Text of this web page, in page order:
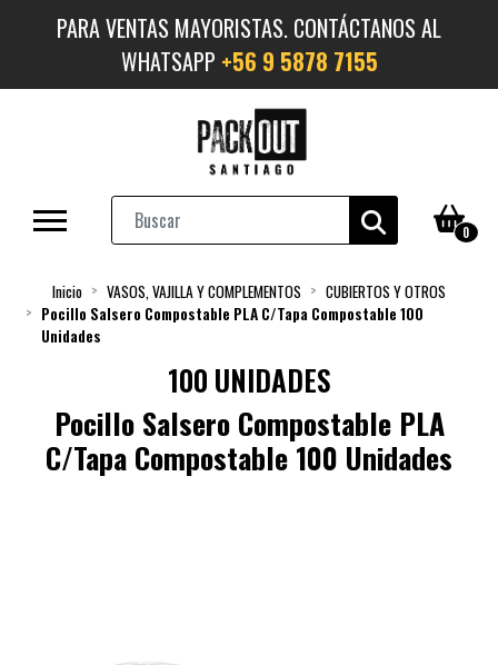
PARA VENTAS MAYORISTAS. CONTÁCTANOS AL
WHATSAPP +56 9 5878 7155
0
Inicio VASOS, VAJILLA Y COMPLEMENTOS
CUBIERTOS Y OTROS
Pocillo Salsero Compostable PLA C/Tapa Compostable 100
Unidades
100 UNIDADES
Pocillo Salsero Compostable PLA
C/Tapa Compostable 100 Unidades